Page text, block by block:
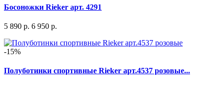
Босоножки Rieker арт. 4291
5 890 р. 6 950 р.
-15%
Полуботинки спортивные Rieker арт.4537 розовые...